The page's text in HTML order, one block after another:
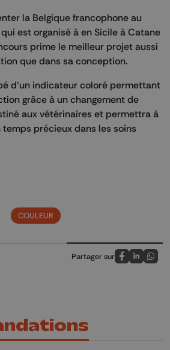
la Belgique francophone au
est organisé à en Sicile à Catane
prime le meilleur projet aussi
que dans sa conception.
d’un indicateur coloré permettant
grâce à un changement de
aux vétérinaires et permettra à
précieux dans les soins
COULEUR
Partager sur
Partagez sur
Partagez